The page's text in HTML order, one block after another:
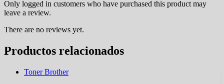
Only logged in customers who have purchased this product may
leave a review.
There are no reviews yet.
Productos relacionados
Toner Brother